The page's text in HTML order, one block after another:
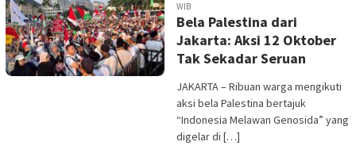
WIB
Bela Palestina dari
Jakarta: Aksi 12 Oktober
Tak Sekadar Seruan
JAKARTA – Ribuan warga mengikuti
aksi bela Palestina bertajuk
“Indonesia Melawan Genosida” yang
digelar di […]